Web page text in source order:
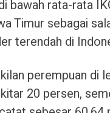
bawah rata-rata
Timur sebagai
terendah di
perempuan di
20 persen,